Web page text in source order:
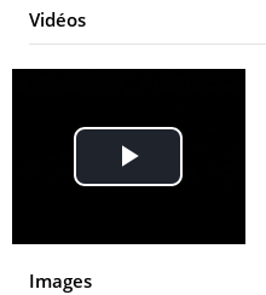
Vidéos
Play
Video
Images